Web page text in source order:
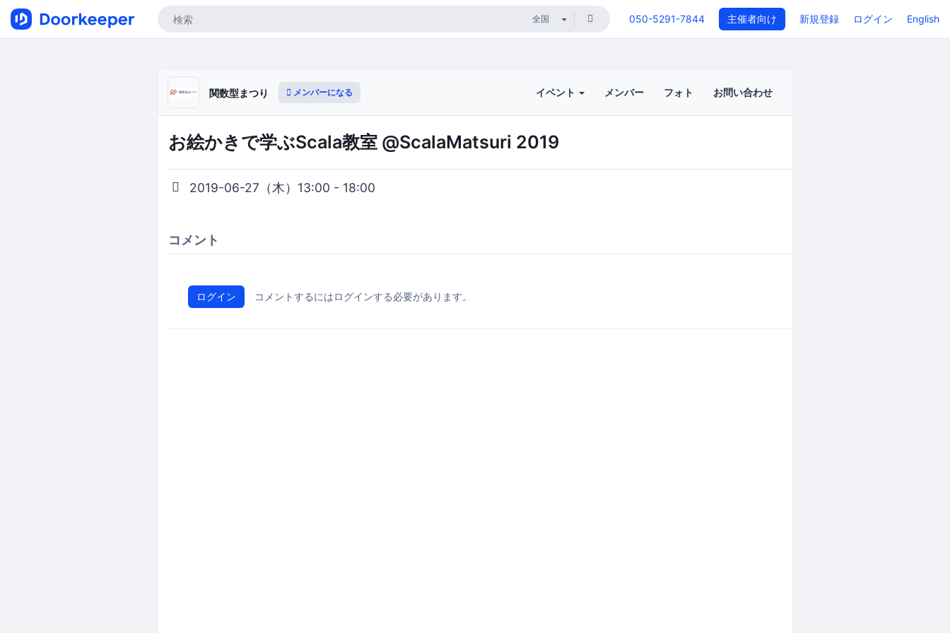
050-5291-7844 主催者向け 新規登録 ログイン English
関数型まつり メンバーになる イベント メンバー フォト お問い合わせ
お絵かきで学ぶScala教室 @ScalaMatsuri 2019
2019-06-27（木）13:00 - 18:00
コメント
ログイン コメントするにはログインする必要があります。